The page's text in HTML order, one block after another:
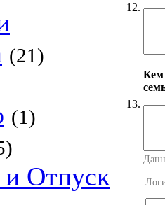
(21)
(1)
Отпуск
12.
13.
Кем